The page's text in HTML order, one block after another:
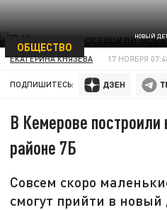
НОВЫЙ
ОБЩЕСТВО
ЕКАТЕРИНА КНЯЗЕВА 17 НОЯБРЯ
ПОДПИШИТЕСЬ:
В Кемерове
районе 7Б
Совсем скоро
смогут прийти в новый